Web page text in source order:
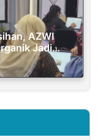
AZWI
Jadi